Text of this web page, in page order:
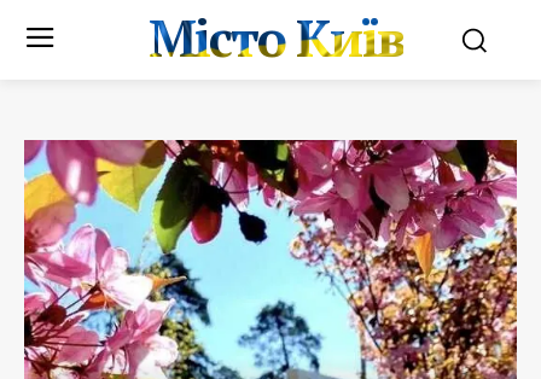
Місто Київ